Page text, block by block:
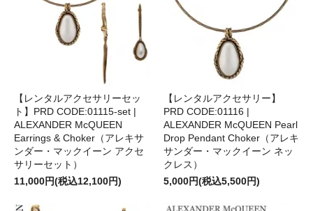
【レンタルアクセサリーセッ
ト】PRD CODE:01115-set |
ALEXANDER McQUEEN
Earrings & Choker（アレキサ
ンダー・マックイーン アクセ
サリーセット）
11,000円(税込12,100円)
【レンタルアクセサリー】
PRD CODE:01116 |
ALEXANDER McQUEEN Pearl
Drop Pendant Choker（アレキ
サンダー・マックイーン ネッ
クレス）
5,000円(税込5,500円)